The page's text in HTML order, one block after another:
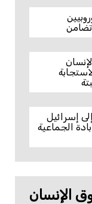
إسرائيل
الجماعية
الإنسان